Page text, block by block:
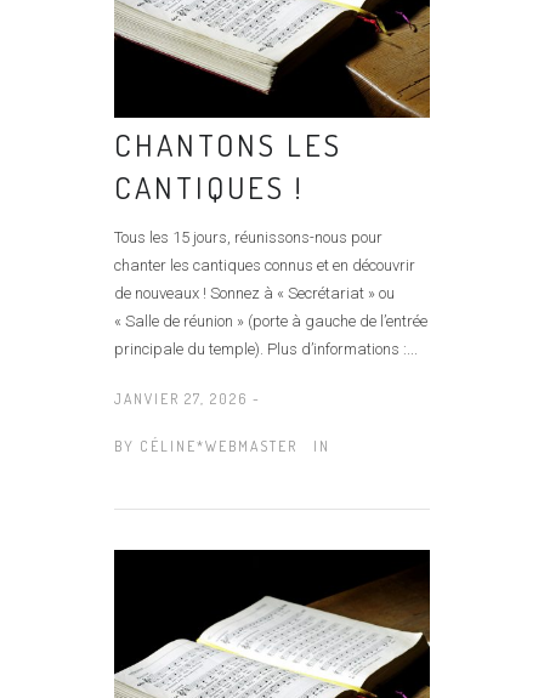
CHANTONS LES
CANTIQUES !
Tous les 15 jours, réunissons-nous pour
chanter les cantiques connus et en découvrir
de nouveaux ! Sonnez à « Secrétariat » ou
« Salle de réunion » (porte à gauche de l’entrée
principale du temple). Plus d’informations :...
JANVIER 27, 2026 -
BY CÉLINE*WEBMASTER IN